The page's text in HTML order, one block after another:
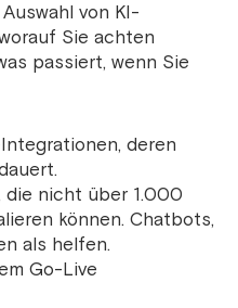
von KI-
Sie achten
passiert, wenn Sie
deren
die nicht über 1.000
können. Chatbots,
als helfen.
Go-Live